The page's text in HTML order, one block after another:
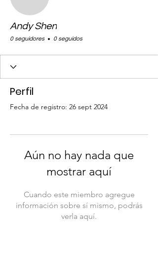
Andy Shen
0 seguidores 0 seguidos
Perfil
Fecha de registro: 26 sept 2024
Aún no hay nada que
mostrar aquí
Cuando este miembro agregue
información sobre sí mismo, podrás
verla aquí.